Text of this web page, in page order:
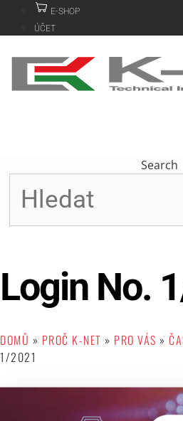
Přeskočit E-SHOP
ÚČET
Search
Login No.
DOMŮ » PROČ K-NET » PRO VÁS »
1/2021